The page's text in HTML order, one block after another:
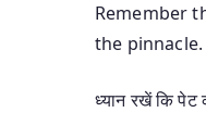
Remember
the pinnacle.
ध्यान रखें कि पेट